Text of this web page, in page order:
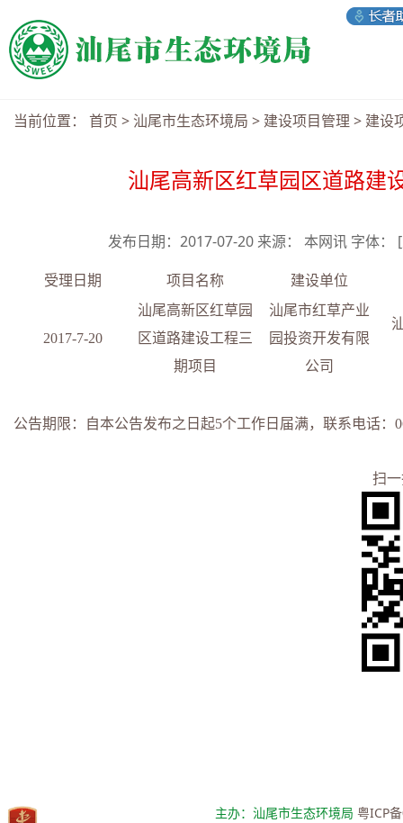
当前位置： 首页 > 汕尾市生态环境局 > 建设项目管理 > 建设
汕尾高新区红草园区道路建
发布日期：2017-07-20 来源： 本网讯 字体：
受理日期 项目名称 建设单位
201 7-7-20
汕尾高新区红草园
区道路建设工程三
期项目
汕尾市红草产业
园投资开发有限
公司
公告期限：自本公告发布之日起5个工作日届满，联系电话： 0
扫
主办：汕尾市生态环境局粤ICP